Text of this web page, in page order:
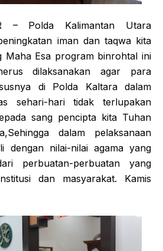
– Polda Kalimantan Utara
iman dan taqwa kita
Maha Esa program binrohtal ini
dilaksanakan agar para
di Polda Kaltara dalam
sehari-hari tidak terlupakan
sang pencipta kita Tuhan
dalam pelaksanaan
dengan nilai-nilai agama yang
perbuatan-perbuatan yang
dan masyarakat. Kamis